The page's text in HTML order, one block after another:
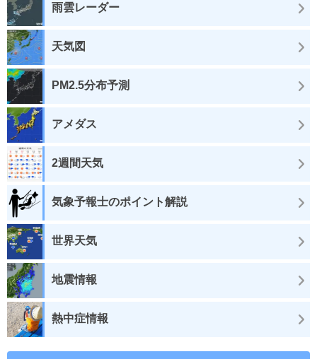
雨雲レーダー
天気図
PM2.5分布予測
アメダス
2週間天気
気象予報士のポイント解説
世界天気
地震情報
熱中症情報